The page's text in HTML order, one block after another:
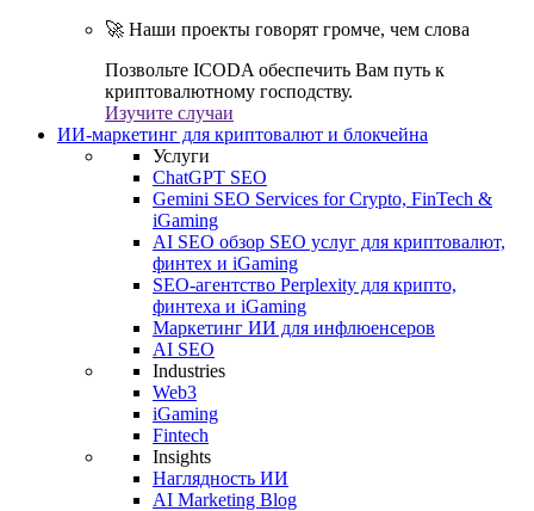
🚀 Наши проекты говорят громче, чем слова
Позвольте ICODA обеспечить Вам путь к
криптовалютному господству.
Изучите случаи
ИИ-маркетинг для криптовалют и блокчейна
Услуги
ChatGPT SEO
Gemini SEO Services for Crypto, FinTech &
iGaming
AI SEO обзор SEO услуг для криптовалют,
финтех и iGaming
SEO-агентство Perplexity для крипто,
финтеха и iGaming
Маркетинг ИИ для инфлюенсеров
AI SEO
Industries
Web3
iGaming
Fintech
Insights
Наглядность ИИ
AI Marketing Blog